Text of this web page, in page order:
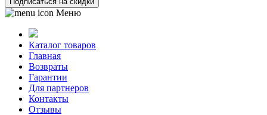
Меню
Каталог товаров
Главная
Возвраты
Гарантии
Для партнеров
Контакты
Отзывы